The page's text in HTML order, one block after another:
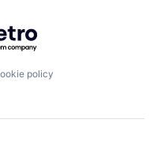
Getro.com
policy